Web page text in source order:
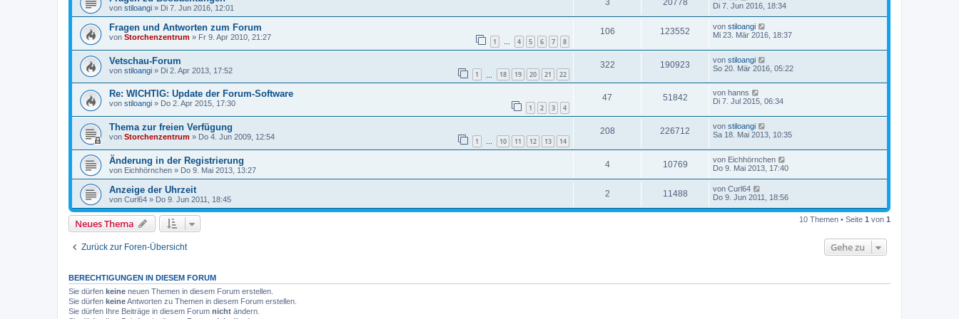
von stiloangi » Di 7. Jun 2016, 12:01
3 20778
Di 7. Jun 2016, 18:34
Fragen und Antworten zum Forum
von Storchenzentrum » Fr 9. Apr 2010, 21:27 1 … 4 5 6 7 8
106 123552 von stiloangi
Mi 23. Mär 2016, 18:37
Vetschau-Forum
von stiloangi » Di 2. Apr 2013, 17:52 1 18 19 20 21 22
322 190923 von stiloangi
So 20. Mär 2016, 05:22
Re: WICHTIG: Update der Forum-Software
von stiloangi » Do 2. Apr 2015, 17:30 1 2 3 4
47 51842 von hanns
Di 7. Jul 2015, 06:34
Thema zur freien Verfügung
von Storchenzentrum » Do 4. Jun 2009, 12:54 1 … 10 11 12 13 14
208 226712 von stiloangi
Sa 18. Mai 2013, 10:35
Änderung in der Registrierung
von Eichhörnchen » Do 9. Mai 2013, 13:27
4 10769 von Eichhörnchen
Do 9. Mai 2013, 17:40
Anzeige der Uhrzeit
von Curl64 » Do 9. Jun 2011, 18:45
2 11488 von Curl64
Do 9. Jun 2011, 18:56
Neues Thema 10 Themen • Seite 1 von 1
Zurück zur Foren-Übersicht Gehe zu
BERECHTIGUNGEN IN DIESEM FORUM
Sie dürfen keine neuen Themen in diesem Forum erstellen.
Sie dürfen keineAntworten zu Themen in diesem Forum erstellen.
Sie dürfen Ihre Beiträge in diesem Forum nicht ändern.